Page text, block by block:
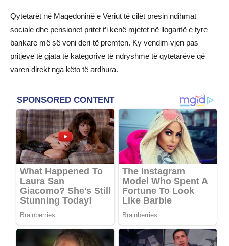
Qytetarët në Maqedoninë e Veriut të cilët presin ndihmat
sociale dhe pensionet pritet t’i kenë mjetet në llogaritë e tyre
bankare më së voni deri të premten. Ky vendim vjen pas
pritjeve të gjata të kategorive të ndryshme të qytetarëve që
varen direkt nga këto të ardhura.